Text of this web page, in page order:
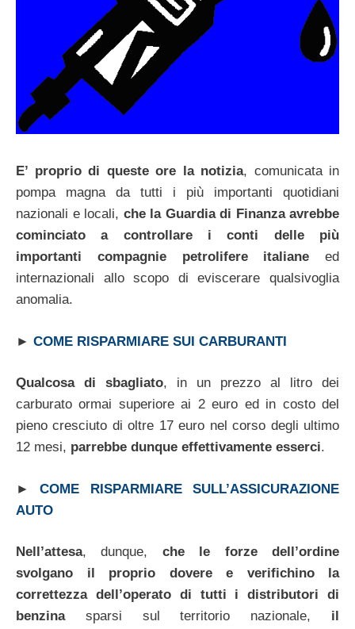
E’ proprio di queste ore la notizia, comunicata in
pompa magna da tutti i più importanti quotidiani
nazionali e locali, che la Guardia di Finanza avrebbe
cominciato a controllare i conti delle più
importanti compagnie petrolifere italiane ed
internazionali allo scopo di eviscerare qualsivoglia
anomalia.
► COME RISPARMIARE SUI CARBURANTI
Qualcosa di sbagliato, in un prezzo al litro dei
carburato ormai superiore ai 2 euro ed in costo del
pieno cresciuto di oltre 17 euro nel corso degli ultimo
12 mesi, parrebbe dunque effettivamente esserci.
►COME RISPARMIARE SULL’ASSICURAZIONE
AUTO
Nell’attesa, dunque, che le forze dell’ordine
svolgano il proprio dovere e verifichino la
correttezza dell’operato di tutti i distributori di
benzinasparsi sul territorio nazionale, il